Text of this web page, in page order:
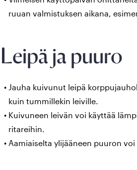
ruuan valmistuksen aikana,
Leipä ja puuro
Jauha kuivunut leipä
kuin tummillekin leiville.
Kuivuneen leivän voi käyttää
ritareihin.
Aamiaiselta ylijääneen puuron